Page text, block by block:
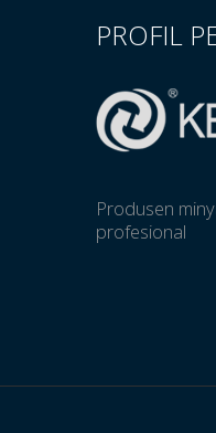
PROFIL
Produsen
profesional